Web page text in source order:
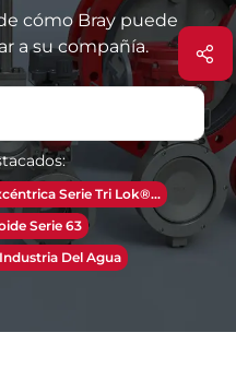
cómo Bray puede
a su compañía.
Serie Tri Lok®​​​​​​​...
Serie 63
Del Agua